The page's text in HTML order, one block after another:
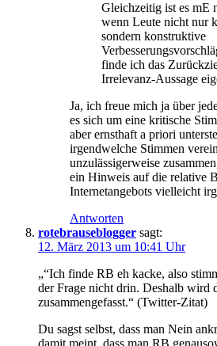
Gleichzeitig ist es mE
wenn Leute nicht nur
sondern konstruktive
finde ich das
Irrelevanz-Aussage
Ja, ich freue mich ja über
es sich um eine kritische
aber ernsthaft a priori
irgendwelche Stimmen
unzulässigerweise
ein Hinweis auf die relative
Internetangebots vielleicht
Antworten
rotebrauseblogger sagt:
12. März 2013 um 10:41 Uhr
„“Ich finde RB eh kacke, also
der Frage nicht drin. Deshalb wird
zusammengefasst.“ (Twitter-Zitat)
Du sagst selbst, dass man Nein